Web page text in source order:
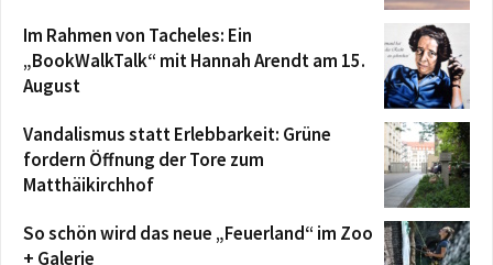
Im Rahmen von Tacheles: Ein
„BookWalkTalk“ mit Hannah Arendt am 15.
August
Vandalismus statt Erlebbarkeit: Grüne
fordern Öffnung der Tore zum
Matthäikirchhof
So schön wird das neue „Feuerland“ im Zoo
+ Galerie